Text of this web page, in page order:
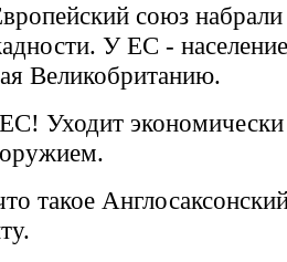
союз
У ЕС -
Великобританию.
Уходит экономически
такое